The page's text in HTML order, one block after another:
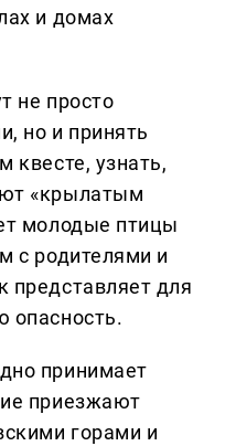
и домах
не просто
но и принять
квесте, узнать,
«крылатым
молодые птицы
с родителями и
представляет для
опасность.
принимает
приезжают
горами и